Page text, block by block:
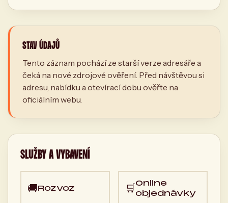
STAV ÚDAJŮ
Tento záznam pochází ze starší verze adresáře a
čeká na nové zdrojové ověření. Před návštěvou si
adresu, nabídku a otevírací dobu ověřte na
oficiálním webu.
SLUŽBY A VYBAVENÍ
🚚Rozvoz 🛒Online
objednávky